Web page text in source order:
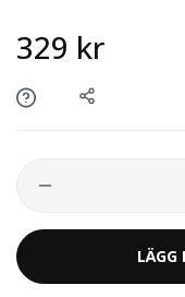
329 kr
LÄGG